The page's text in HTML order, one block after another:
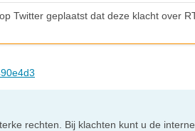
Twitter geplaatst dat deze klacht over
rechten. Bij klachten kunt u de interne